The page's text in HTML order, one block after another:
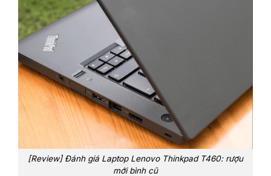
[Review] Đánh giá Laptop Lenovo Thinkpad T460: rượu
mới bình cũ